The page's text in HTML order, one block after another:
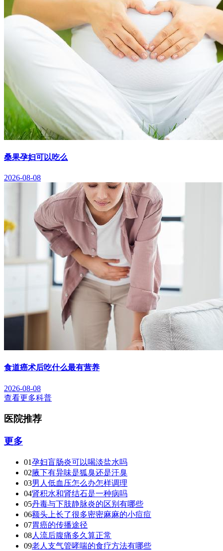
桑果孕妇可以吃么
2026-08-08
食道癌术后吃什么最有营养
2026-08-08
查看更多科普
医院推荐
更多
01孕妇盲肠炎可以喝淡盐水吗
02腋下有异味是狐臭还是汗臭
03男人低血压怎么办怎样调理
04肾积水和肾结石是一种病吗
05丹毒与下肢静脉炎的区别有哪些
06额头上长了很多密密麻麻的小痘痘
07胃癌的传播途径
08人流后腹痛多久算正常
09老人支气管哮喘的食疗方法有哪些